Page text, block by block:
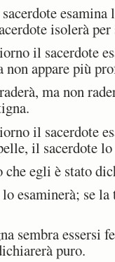
isolerà
il sacerdote
appare più
ma non
il sacerdote
il sacerdote
che egli è stato
esaminerà; se
sembra essersi
puro.